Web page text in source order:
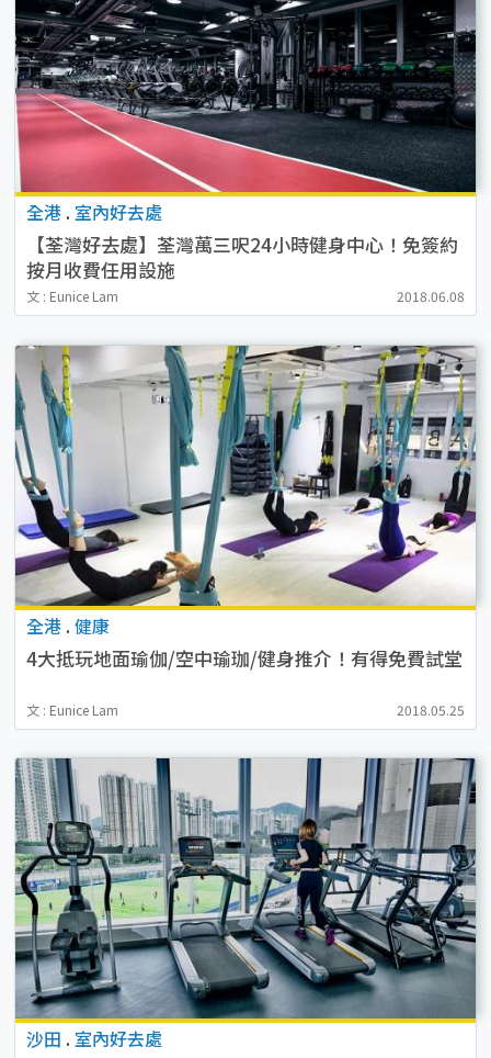
全港 . 室內好去處
【荃灣好去處】荃灣萬三呎24小時健身中心！免簽約
按月收費任用設施
文 : Eunice Lam 2018.06.08
全港 . 健康
4大抵玩地面瑜伽/空中瑜珈/健身推介！有得免費試堂
文 : Eunice Lam 2018.05.25
沙田 . 室內好去處